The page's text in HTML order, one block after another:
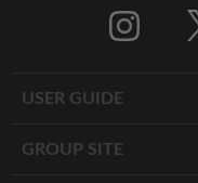
USER GUIDE
GROUP SITE